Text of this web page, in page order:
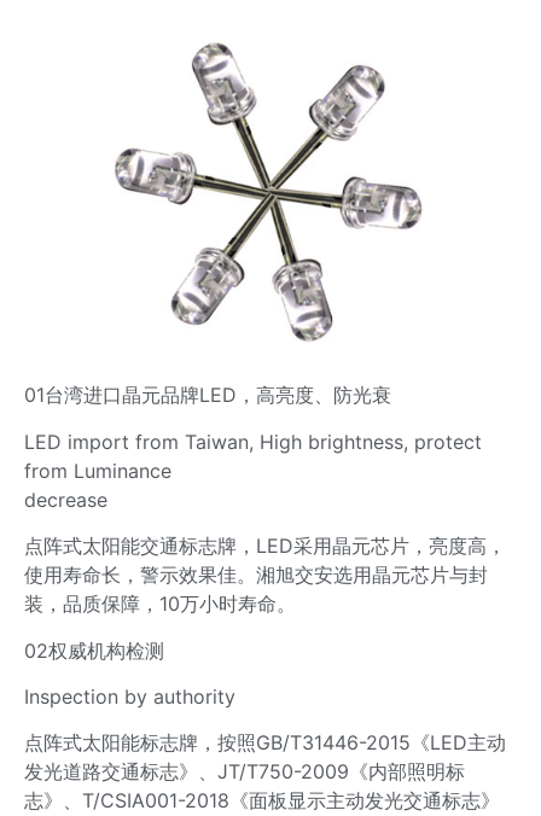
01台湾进口晶元品牌LED，高亮度、防光衰
LED import from Taiwan, High brightness, protect
from Luminance
decrease
点阵式太阳能交通标志牌，LED采用晶元芯片，亮度高，
使用寿命长，警示效果佳。湘旭交安选用晶元芯片与封
装，品质保障，10万小时寿命。
02权威机构检测
Inspection by authority
点阵式太阳能标志牌，按照GB/T31446-2015《LED主动
发光道路交通标志》、JT/T750-2009《内部照明标
志》、T/CSIA001-2018《面板显示主动发光交通标志》